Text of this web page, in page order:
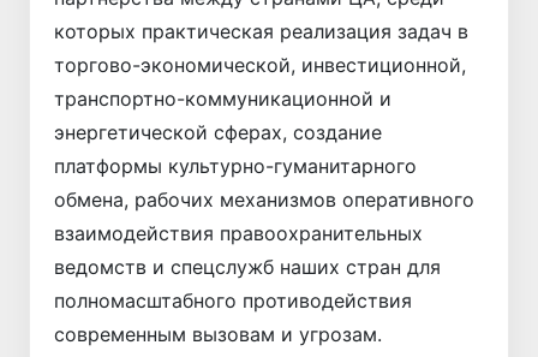
которых практическая реализация задач в
торгово-экономической, инвестиционной,
транспортно-коммуникационной и
энергетической сферах, создание
платформы культурно-гуманитарного
обмена, рабочих механизмов оперативного
взаимодействия правоохранительных
ведомств и спецслужб наших стран для
полномасштабного противодействия
современным вызовам и угрозам.